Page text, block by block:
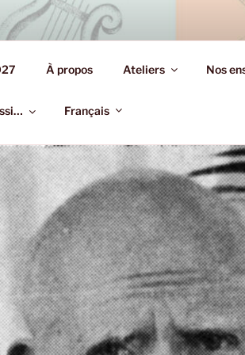
À propos Ateliers Nos
Français